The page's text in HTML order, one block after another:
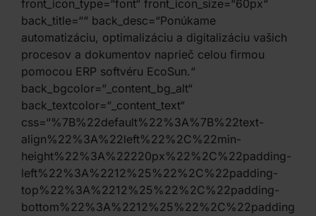
front_icon_type=“font“ front_icon_size=“60px“
back_title=““ back_desc=“Ponúkame
automatizáciu, optimalizáciu a digitalizáciu vašich
procesov a dokumentov naprieč celou firmou
pomocou ERP softvéru EcoSun.“
back_bgcolor=“_content_bg_alt“
back_textcolor=“_content_text“
css=“%7B%22default%22%3A%7B%22text-
align%22%3A%22left%22%2C%22min-
height%22%3A%22220px%22%2C%22padding-
left%22%3A%2212%25%22%2C%22padding-
top%22%3A%2212%25%22%2C%22padding-
bottom%22%3A%2212%25%22%2C%22padding